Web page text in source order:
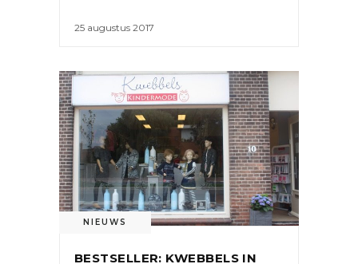
25 augustus 2017
NIEUWS
BESTSELLER: KWEBBELS IN